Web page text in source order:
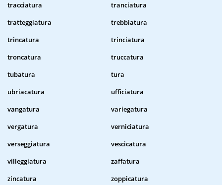
tracciatura
tranciatura
tratteggiatura
trebbiatura
trincatura
trinciatura
troncatura
truccatura
tubatura
tura
ubriacatura
ufficiatura
vangatura
variegatura
vergatura
verniciatura
verseggiatura
vescicatura
villeggiatura
zaffatura
zincatura
zoppicatura